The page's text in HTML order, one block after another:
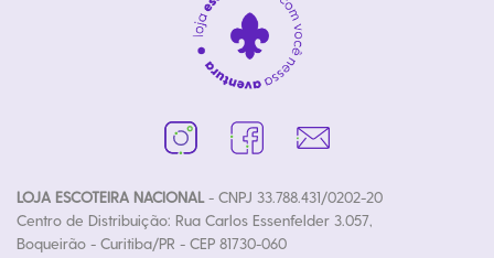
LOJA ESCOTEIRA NACIONAL- CNPJ 33.788.431/0202-20
Centro de Distribuição: Rua Carlos Essenfelder 3.057,
Boqueirão - Curitiba/PR - CEP 81730-060